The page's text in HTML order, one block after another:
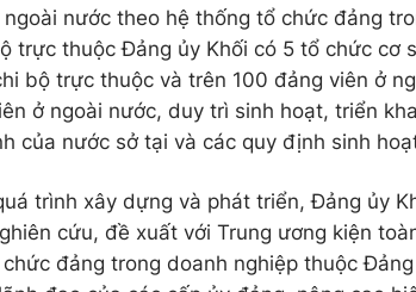
ngoài nước theo hệ thống tổ chức đảng
trực thuộc Đảng ủy Khối có 5 tổ chức cơ
bộ trực thuộc và trên 100 đảng viên ở
ở ngoài nước, duy trì sinh hoạt, triển
của nước sở tại và các quy định sinh
trình xây dựng và phát triển, Đảng ủy
cứu, đề xuất với Trung ương kiện
đảng trong doanh nghiệp thuộc